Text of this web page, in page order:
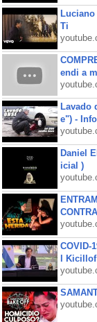
Luciano
Ti
endi a
Lavado
e") -
Daniel
icial )
COVID-
l